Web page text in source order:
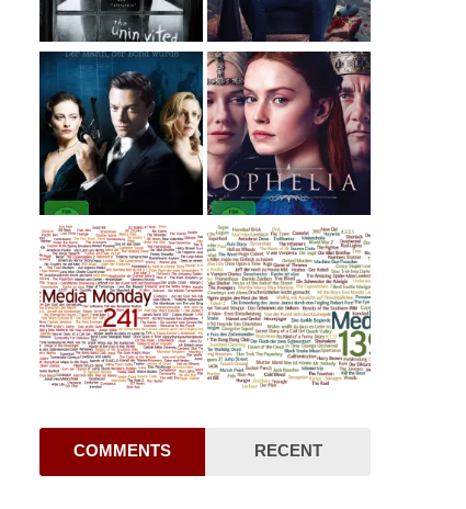
COMMENTS RECENT